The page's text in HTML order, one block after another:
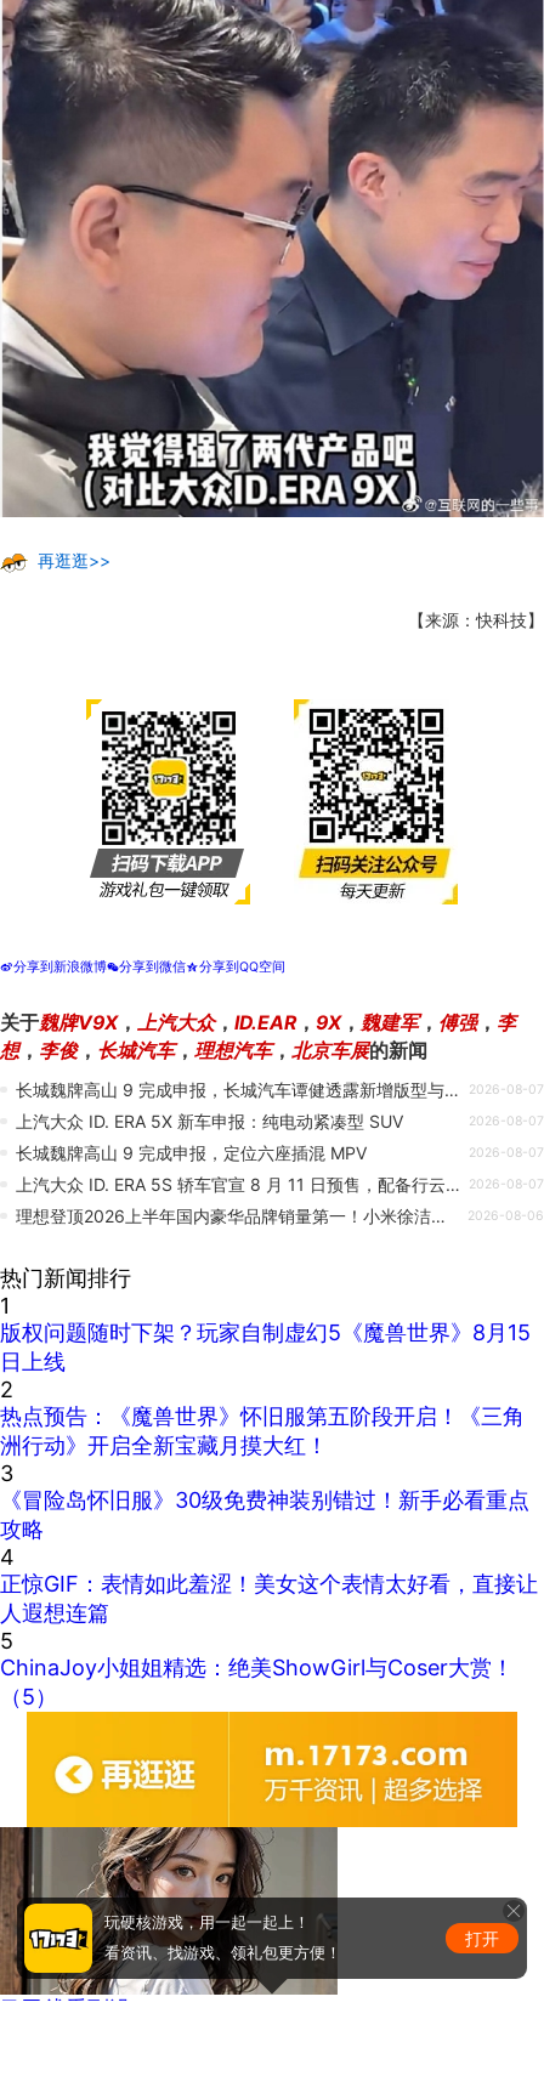
再逛逛>>
【来源：快科技】
t分享到新浪微博w分享到微信z分享到QQ空间
关于魏牌V9X， 上汽大众， ID.EAR， 9X， 魏建军， 傅强， 李
想， 李俊， 长城汽车， 理想汽车， 北京车展的新闻
长城魏牌高山 9 完成申报，长城汽车谭健透露新增版型与现款飞瀑格栅版型会同时销售 2026-08-07
上汽大众 ID. ERA 5X 新车申报：纯电动紧凑型 SUV 2026-08-07
长城魏牌高山 9 完成申报，定位六座插混 MPV 2026-08-07
上汽大众 ID. ERA 5S 轿车官宣 8 月 11 日预售，配备行云智行高阶辅助驾驶 2026-08-07
理想登顶2026上半年国内豪华品牌销量第一！小米徐洁云送上祝贺 2026-08-06
热门新闻排行
1
版权问题随时下架？玩家自制虚幻5《魔兽世界》8月15
日上线
2
热点预告：《魔兽世界》怀旧服第五阶段开启！《三角
洲行动》开启全新宝藏月摸大红！
3
《冒险岛怀旧服》30级免费神装别错过！新手必看重点
攻略
4
正惊GIF：表情如此羞涩！美女这个表情太好看，直接让
人遐想连篇
5
ChinaJoy小姐姐精选：绝美ShowGirl与Coser大赏！
（5）
马甲线看到没
玩硬核游戏，用一起一起上！
看资讯、找游戏、领礼包更方便！
打开